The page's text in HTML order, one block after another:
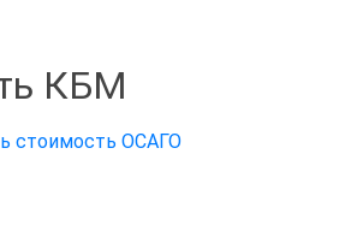
КБМ
стоимость ОСАГО